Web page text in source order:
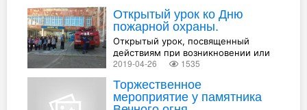
мероприятие - встреча
Администрации города с
одаренной молодежью Феодосии.
Открытый урок ко Дню
пожарной охраны.
Открытый урок, посвященный
действиям при возникновении или
угрозе возникновения
природного и техногенного
характера.
2019-04-26 1535
Торжественное
мероприятие у памятника